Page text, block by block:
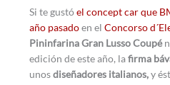
Si te gustóel concept car que
año pasadoen el Concorso
Pininfarina Gran Lusso Coupé
edición de este año, lafirma
unosdiseñadores italianos,y